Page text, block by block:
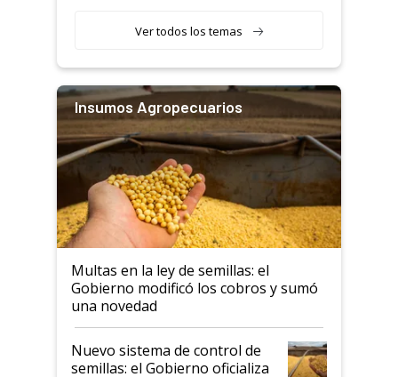
Ver todos los temas
Insumos Agropecuarios
Multas en la ley de semillas: el
Gobierno modificó los cobros y sumó
una novedad
Nuevo sistema de control de
semillas: el Gobierno oficializa